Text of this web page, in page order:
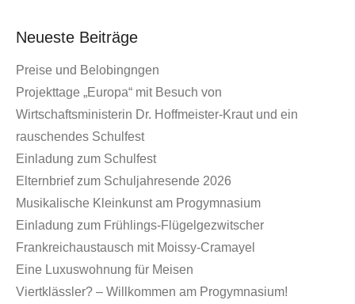
Neueste Beiträge
Preise und Belobingngen
Projekttage „Europa“ mit Besuch von
Wirtschaftsministerin Dr. Hoffmeister-Kraut und ein
rauschendes Schulfest
Einladung zum Schulfest
Elternbrief zum Schuljahresende 2026
Musikalische Kleinkunst am Progymnasium
Einladung zum Frühlings-Flügelgezwitscher
Frankreichaustausch mit Moissy-Cramayel
Eine Luxuswohnung für Meisen
Viertklässler? – Willkommen am Progymnasium!